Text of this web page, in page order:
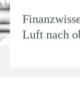
Luft nach